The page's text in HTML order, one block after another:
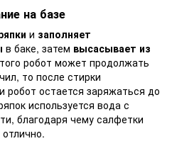
на базе
и заполняет
в баке, затем высасывает из
робот может продолжать
то после стирки
и робот остается заряжаться до
используется вода с
благодаря чему салфетки